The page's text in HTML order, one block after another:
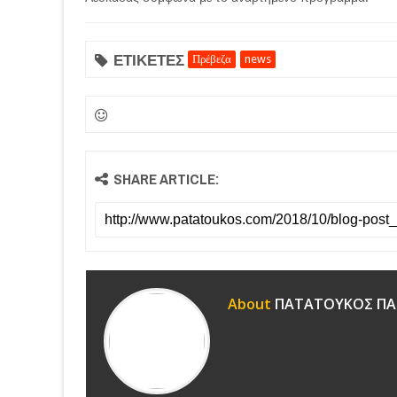
ΕΤΙΚΕΤΕΣ Πρέβεζα news
SHARE ARTICLE:
About ΠΑΤΑΤΟΥΚΟΣ